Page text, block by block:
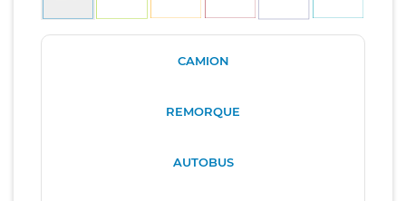
CAMION
REMORQUE
AUTOBUS